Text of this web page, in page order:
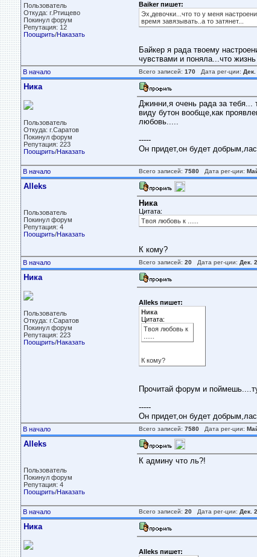
Пользователь
Откуда: г.Ртищево
Покинул форум
Репутация: 12
Поощрить/Наказать
Baiker пишет:
Эх,девочки...что то у меня
время завязывать..а то затянет...
Байкер я рада твоему
чувствами и поняла...что
В начало Всего записей: 170 Дата рег-ции: Дек.
Ника
Пользователь
Откуда: г.Саратов
Покинул форум
Репутация: 223
Поощрить/Наказать
Джинни,я очень рада за тебя...
виду бутон вообще,как
любовь.....
-----
Он придет,он будет
В начало Всего записей: 7580 Дата рег-ции:
Alleks
Пользователь
Покинул форум
Репутация: 4
Поощрить/Наказать
Ника
Цитата:
Твоя любовь к ......
К кому?
В начало Всего записей: 20 Дата рег-ции: Дек.
Ника
Пользователь
Откуда: г.Саратов
Покинул форум
Репутация: 223
Поощрить/Наказать
Alleks пишет:
Ника
Цитата:
Твоя любовь к
К кому?
Прочитай форум и
-----
Он придет,он будет
В начало Всего записей: 7580 Дата рег-ции:
Alleks
Пользователь
Покинул форум
Репутация: 4
Поощрить/Наказать
К админу что ль?!
В начало Всего записей: 20 Дата рег-ции: Дек.
Ника
Alleks пишет: